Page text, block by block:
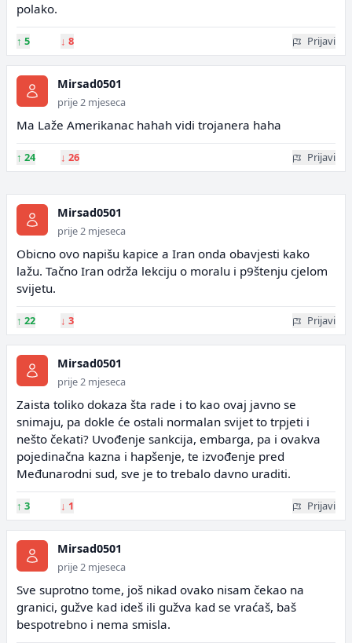
polako.
↑ 5 ↓ 8 Prijavi
Mirsad0501
prije 2 mjeseca
Ma Laže Amerikanac hahah vidi trojanera haha
↑ 24 ↓ 26 Prijavi
Mirsad0501
prije 2 mjeseca
Obicno ovo napišu kapice a Iran onda obavjesti kako
lažu. Tačno Iran održa lekciju o moralu i p9štenju cjelom
svijetu.
↑ 22 ↓ 3 Prijavi
Mirsad0501
prije 2 mjeseca
Zaista toliko dokaza šta rade i to kao ovaj javno se
snimaju, pa dokle će ostali normalan svijet to trpjeti i
nešto čekati? Uvođenje sankcija, embarga, pa i ovakva
pojedinačna kazna i hapšenje, te izvođenje pred
Međunarodni sud, sve je to trebalo davno uraditi.
↑ 3 ↓ 1 Prijavi
Mirsad0501
prije 2 mjeseca
Sve suprotno tome, još nikad ovako nisam čekao na
granici, gužve kad ideš ili gužva kad se vraćaš, baš
bespotrebno i nema smisla.